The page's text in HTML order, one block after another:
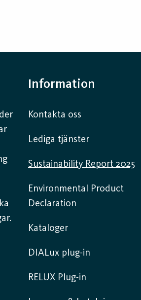
Information
Kontakta oss
Lediga tjänster
Sustainability Report 2025
Environmental Product
Declaration
Kataloger
DIALux plug-in
RELUX Plug-in